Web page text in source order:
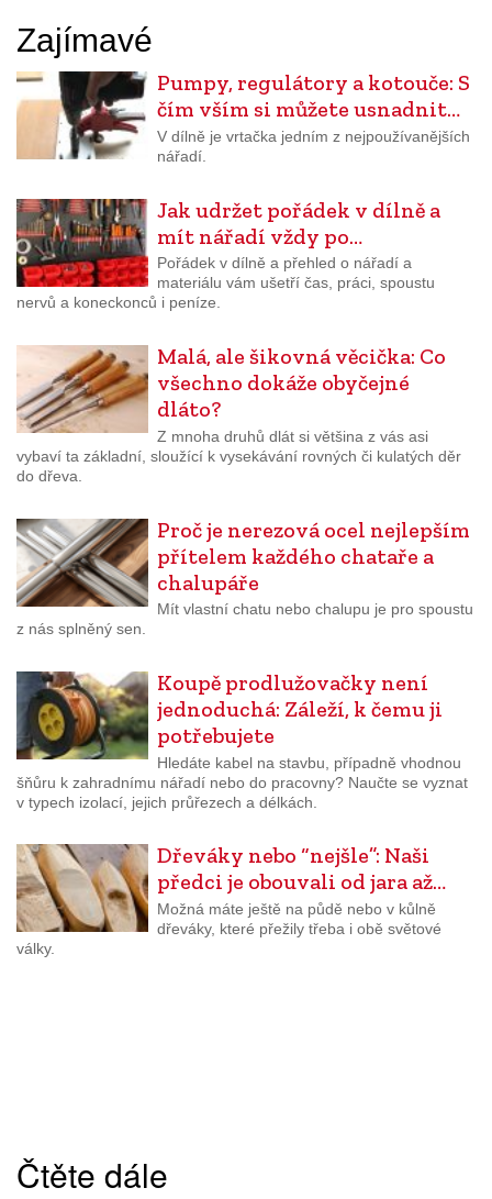
Zajímavé
Pumpy, regulátory a kotouče: S
čím vším si můžete usnadnit…
V dílně je vrtačka jedním z nejpoužívanějších
nářadí.
Jak udržet pořádek v dílně a
mít nářadí vždy po…
Pořádek v dílně a přehled o nářadí a
materiálu vám ušetří čas, práci, spoustu
nervů a koneckonců i peníze.
Malá, ale šikovná věcička: Co
všechno dokáže obyčejné
dláto?
Z mnoha druhů dlát si většina z vás asi
vybaví ta základní, sloužící k vysekávání rovných či kulatých děr
do dřeva.
Proč je nerezová ocel nejlepším
přítelem každého chataře a
chalupáře
Mít vlastní chatu nebo chalupu je pro spoustu
z nás splněný sen.
Koupě prodlužovačky není
jednoduchá: Záleží, k čemu ji
potřebujete
Hledáte kabel na stavbu, případně vhodnou
šňůru k zahradnímu nářadí nebo do pracovny? Naučte se vyznat
v typech izolací, jejich průřezech a délkách.
Dřeváky nebo “nejšle”: Naši
předci je obouvali od jara až…
Možná máte ještě na půdě nebo v kůlně
dřeváky, které přežily třeba i obě světové
války.
Čtěte dále